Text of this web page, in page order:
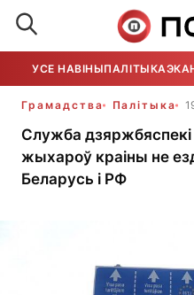
УСЕ НАВІНЫПАЛІТЫКА
Грамадства Палітыка
Служба дзяржбяспекі
жыхароў краіны не
Беларусь і РФ